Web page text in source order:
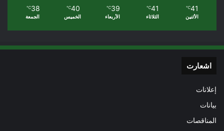
41
℃
الأثنين
41
℃
الثلاثاء
39
℃
الأربعاء
40
℃
الخميس
38
℃
الجمعة
اشعارت
إعلانات
بيانات
المناقصات